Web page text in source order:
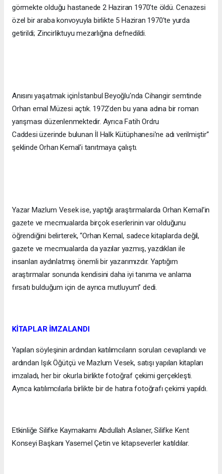
görmekte olduğu hastanede 2 Haziran 1970'te öldü. Cenazesi
özel bir araba konvoyuyla birlikte 5 Haziran 1970'te yurda
getirildi; Zincirliktuyu mezarlığına defnedildi.
Anısını yaşatmak içinİstanbul Beyoğlu'nda Cihangir semtinde
Orhan emal Müzesi açtık. 1972'den bu yana adına bir roman
yarışması düzenlenmektedir. Ayrıca Fatih Ordru
Caddesi üzerinde bulunan İl Halk Kütüphanesi'ne adı verilmiştir”
şeklinde Orhan Kemal’i tanıtmaya çalıştı.
Yazar Mazlum Vesek ise, yaptığı araştırmalarda Orhan Kemal’in
gazete ve mecmualarda birçok eserlerinin var olduğunu
öğrendiğini belirterek, “Orhan Kemal, sadece kitaplarda değil,
gazete ve mecmualarda da yazılar yazmış, yazdıkları ile
insanları aydınlatmış önemli bir yazarımızdır. Yaptığım
araştırmalar sonunda kendisini daha iyi tanıma ve anlama
fırsatı bulduğum için de ayrıca mutluyum” dedi.
KİTAPLAR İMZALANDI
Yapılan söyleşinin ardından katılımcıların soruları cevaplandı ve
ardından Işık Öğütçü ve Mazlum Vesek, satışı yapılan kitapları
imzaladı, her bir okurla birlikte fotoğraf çekimi gerçekleşti.
Ayrıca katılımcılarla birlikte bir de hatıra fotoğrafı çekimi yapıldı.
Etkinliğe Silifke Kaymakamı Abdullah Aslaner, Silifke Kent
Konseyi Başkanı Yasemel Çetin ve kitapseverler katıldılar.